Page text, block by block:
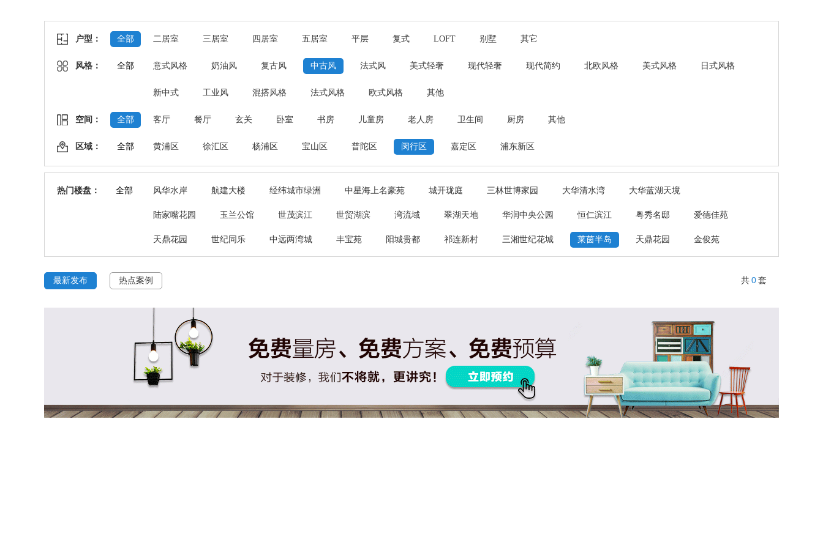
户型： 全部 二居室 三居室 四居室 五居室 平层 复式 LOFT 别墅 其它
风格： 全部 意式风格 奶油风 复古风 中古风 法式风 美式轻奢 现代轻奢 现代简约 北欧风格 美式风格 日式风格
新中式 工业风 混搭风格 法式风格 欧式风格 其他
空间： 全部 客厅 餐厅 玄关 卧室 书房 儿童房 老人房 卫生间 厨房 其他
区域： 全部 黄浦区 徐汇区 杨浦区 宝山区 普陀区 闵行区 嘉定区 浦东新区
热门楼盘： 全部 风华水岸 航建大楼 经纬城市绿洲 中星海上名豪苑 城开珑庭 三林世博家园 大华清水湾 大华蓝湖天境
陆家嘴花园 玉兰公馆 世茂滨江 世贸湖滨 湾流域 翠湖天地 华润中央公园 恒仁滨江 粤秀名邸 爱德佳苑
天鼎花园 世纪同乐 中远两湾城 丰宝苑 阳城贵都 祁连新村 三湘世纪花城 莱茵半岛 天鼎花园 金俊苑
最新发布 热点案例 共 0 套